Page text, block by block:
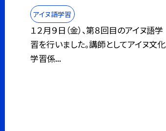
アイヌ語学習
１２月９日（金）、第８回目のアイヌ語学
習を行いました。講師としてアイヌ文化
学習係...